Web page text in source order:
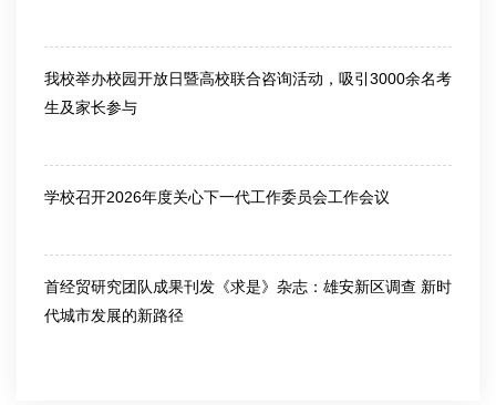
我校举办校园开放日暨高校联合咨询活动，吸引3000余名考
生及家长参与
学校召开2026年度关心下一代工作委员会工作会议
首经贸研究团队成果刊发《求是》杂志：雄安新区调查 新时
代城市发展的新路径